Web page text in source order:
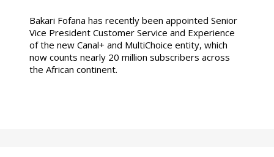
Bakari Fofana has recently been appointed Senior
Vice President Customer Service and Experience
of the new Canal+ and MultiChoice entity, which
now counts nearly 20 million subscribers across
the African continent.